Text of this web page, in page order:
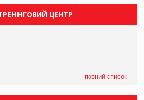
ЦЕНТР
повний список